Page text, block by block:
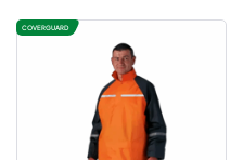
COVERGUARD